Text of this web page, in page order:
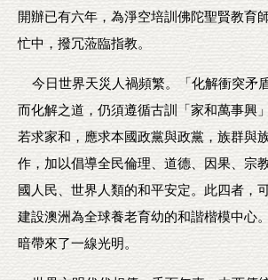
開辦已有六年，為淨空培訓佛陀聖賢教育
忙中，撥冗蒞臨指教。
今日世界天災人禍頻繁。「化解衝突矛
而化解之道，仍須遵循古訓「家和萬事興
若求家和，應求本國政黨與政黨，族群與
作，加以倡導全民倫理、道德、因果、宗
國人民、世界人類的和平安定。此四者，
建設澳洲為全球養老育幼的和諧楷模中心
暗帶來了一線光明。